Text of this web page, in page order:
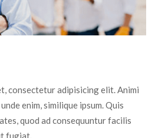
consectetur adipisicing elit. Animi
enim, similique ipsum. Quis
quod ad consequuntur facilis
fugiat.